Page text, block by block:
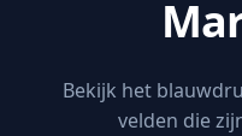
Bekijk het
velden die